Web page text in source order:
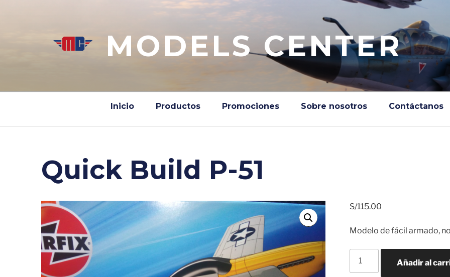
MODELS CENTER
Inicio Productos Promociones Sobre nosotros Contáctanos
Quick Build P-51
S/115.00
Modelo de fácil armado,
Build
Añadir al